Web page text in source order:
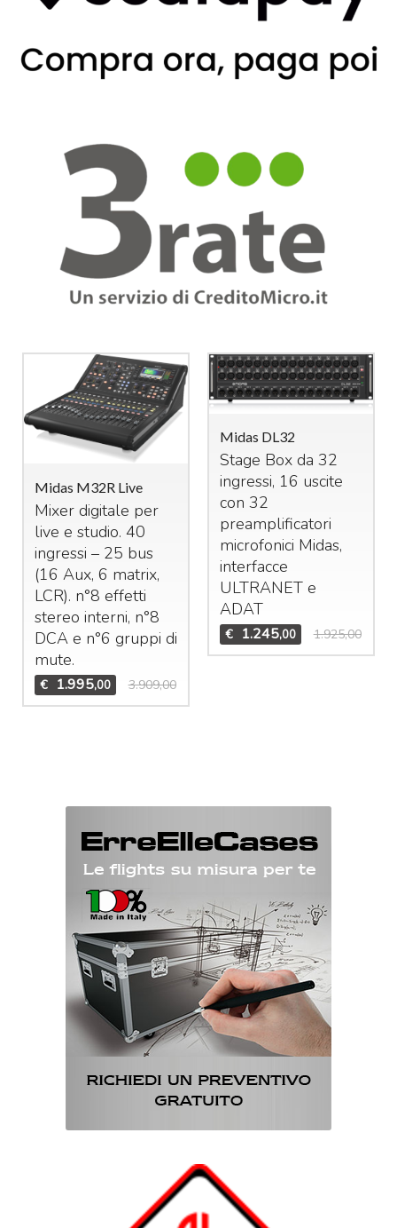
Midas M32R Live
Mixer digitale per
live e studio. 40
ingressi – 25 bus
(16 Aux, 6 matrix,
LCR). n°8 effetti
stereo interni, n°8
DCAe n°6 gruppi di
mute.
€ 1.995,00 3.909,00
Midas DL32
Stage Box da 32
ingressi, 16 uscite
con 32
preamplificatori
microfonici Midas,
interfacce
ULTRANETe
ADAT
€ 1.245,00 1.925,00